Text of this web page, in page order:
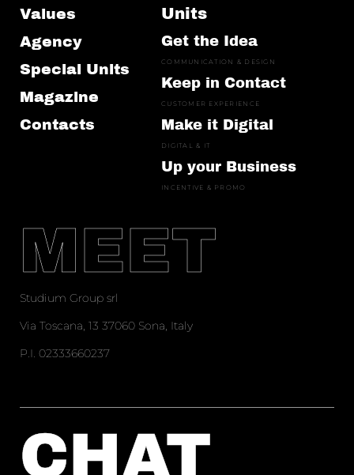
Values
Agency
Special Units
Magazine
Contacts
Units
Get the Idea
COMMUNICATION & DESIGN
Keep in Contact
CUSTOMER EXPERIENCE
Make it Digital
DIGITAL & IT
Up your Business
INCENTIVE & PROMO
MEET
Studium Group srl
Via Toscana, 13 37060 Sona, Italy
P.I. 02333660237
CHAT